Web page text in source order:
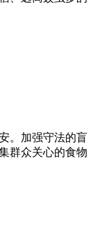
。加强守法的盲
群众关心的食物